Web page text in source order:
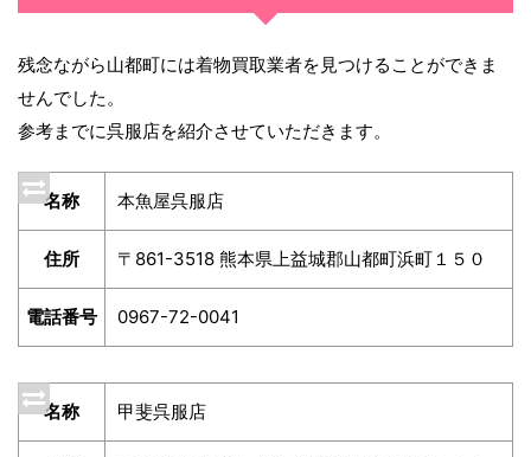
残念ながら山都町には着物買取業者を見つけることができま
せんでした。
参考までに呉服店を紹介させていただきます。
名称 本魚屋呉服店
住所 〒861-3518 熊本県上益城郡山都町浜町１５０
電話番号 0967-72-0041
名称 甲斐呉服店